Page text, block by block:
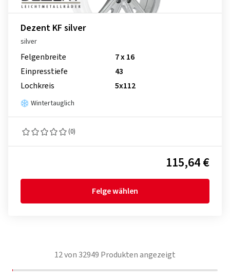
Dezent KF silver
silver
Felgenbreite
7 x 16
Einpresstiefe
43
Lochkreis
5x112
Wintertauglich
(0)
115,64 €
Felge wählen
12von 32949 Produkten angezeigt